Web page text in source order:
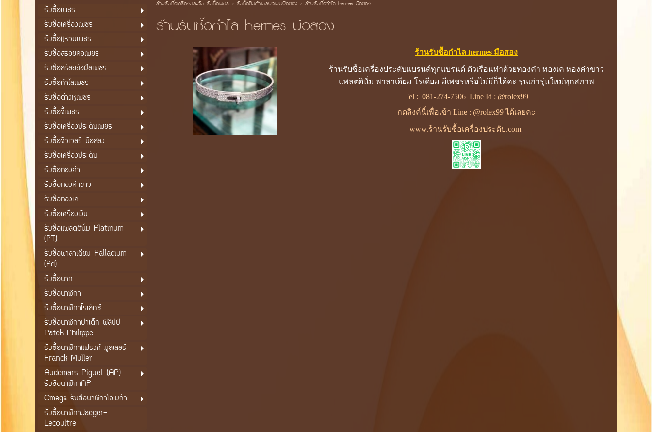
รับซื้อเพชร
รับซื้อเครื่องเพชร
รับซื้อแหวนเพชร
รับซื้อสร้อยคอเพชร
รับซื้อสร้อยข้อมือเพชร
รับซื้อกำไลเพชร
รับซื้อต่างหูเพชร
รับซื้อจี้เพชร
รับซื้อเครื่องประดับเพชร
รับซื้อจิวเวลรี่ มือสอง
รับซื้อเครื่องประดับ
รับซื้อทองคำ
รับซื้อทองคำขาว
รับซื้อทองเค
รับซื้อเครื่องเงิน
รับซื้อแพลตตินั่ม Platinum
(PT)
รับซื้อพาลาเดียม Palladium
(Pd)
รับซื้อนาก
รับซื้อนาฬิกา
รับซื้อนาฬิกาโรเล็กซ์
รับซื้อนาฬิกาปาเต็ก ฟิลิปป์
Patek Philippe
รับซื้อนาฬิกาแฟรงค์ มูลเลอร์
Franck Muller
Audemars Piguet (AP)
รับซือนาฬิกาAP
Omega รับซื้อนาฬิกาโอเมก้า
รับซื้อนาฬิกาJaeger-
Lecoultre
ร้านรับซื้อเครื่องประดับ รับซื้อเพชร> รับซื้อสินค้าแบรนด์เนมมือสอง> ร้านรับซื้อกําไล hermes มือสอง
ร้านรับซื้อกําไล hermes มือสอง
ร้านรับซื้อกําไล hermes มือสอง
ร้านรับซื้อเครื่องประดับแบรนด์ทุกแบรนด์ ตัวเรือนทำด้วยทองคำ ทองเค ทองคำขาว
แพลตตินั่ม พาลาเดียม โรเดียม มีเพชรหรือไม่มีก็ได้คะ รุ่นเก่ารุ่นใหม่ทุกสภาพ
Tel : 081-274-7506Line Id : @rolex99
กดลิงค์นี้เพื่อเข้า Line : @rolex99 ได้เลยคะ
www.ร้านรับซื้อเครื่องประดับ.com